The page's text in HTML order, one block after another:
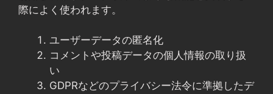
際によく使われます。
ユーザーデータの匿名化
コメントや投稿データの個人情報の取り扱
い
GDPRなどのプライバシー法令に準拠したデ